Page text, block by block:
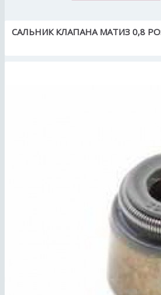
САЛЬНИК КЛАПАНА МАТИЗ 0,8